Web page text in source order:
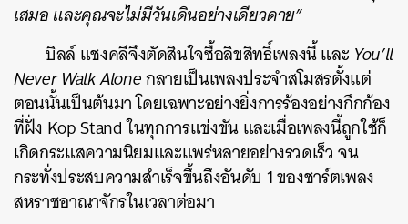
เสมอ และคุณจะไม่มีวันเดินอย่างเดียวดาย”
บิลล์ แชงคลีจึงตัดสินใจซื้อลิขสิทธิ์เพลงนี้ และ You’ll
Never Walk Aloneกลายเป็นเพลงประจำสโมสรตั้งแต่
ตอนนั้นเป็นต้นมา โดยเฉพาะอย่างยิ่งการร้องอย่างกึกก้อง
ที่ฝั่ง Kop Stand ในทุกการแข่งขัน และเมื่อเพลงนี้ถูกใช้ก็
เกิดกระแสความนิยมและแพร่หลายอย่างรวดเร็ว จน
กระทั่งประสบความสำเร็จขึ้นถึงอันดับ 1 ของชาร์ตเพลง
สหราชอาณาจักรในเวลาต่อมา